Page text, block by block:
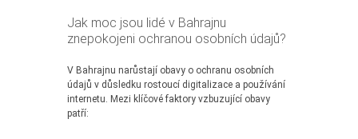
Jak moc jsou lidé v Bahrajnu
znepokojeni ochranou osobních údajů?
V Bahrajnu narůstají obavy o ochranu osobních
údajů v důsledku rostoucí digitalizace a používání
internetu. Mezi klíčové faktory vzbuzující obavy
patří: